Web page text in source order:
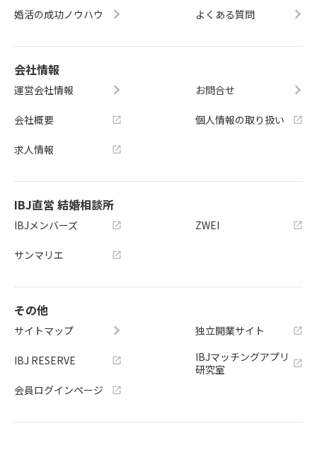
婚活の成功ノウハウ よくある質問
会社情報
運営会社情報
会社概要
求人情報
お問合せ
個人情報の取り扱い
IBJ直営 結婚相談所
IBJメンバーズ
サンマリエ
ZWEI
その他
サイトマップ
IBJ RESERVE
会員ログインページ
独立開業サイト
IBJマッチングアプリ
研究室